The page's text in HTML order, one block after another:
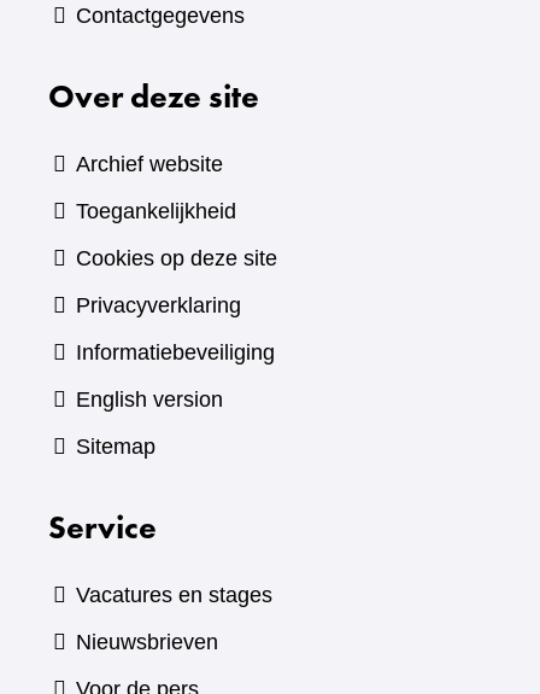
Contactgegevens
Over deze site
Archief website
Toegankelijkheid
Cookies op deze site
Privacyverklaring
Informatiebeveiliging
English version
Sitemap
Service
Vacatures en stages
Nieuwsbrieven
Voor de pers